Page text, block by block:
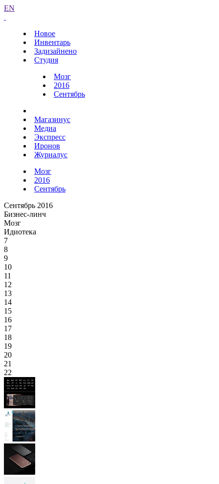
EN
Новое
Инвентарь
Задизайнено
Студия
Мозг
2016
Сентябрь
Магазинус
Медиа
Экспресс
Иронов
Журналус
Мозг
2016
Сентябрь
Сентябрь 2016
Бизнес-линч
Мозг
Идиотека
7
8
9
10
11
12
13
14
15
16
17
18
19
20
21
22